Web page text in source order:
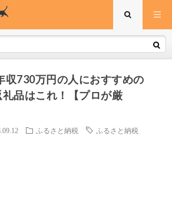
収730万円の人におすすめの
品はこれ！【プロが厳
ふるさと納税 ふるさと納税